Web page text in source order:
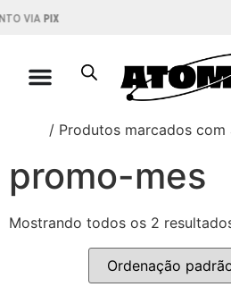
VIAPIX
/ Produtos marcados com
promo-mes
Mostrando todos os 2